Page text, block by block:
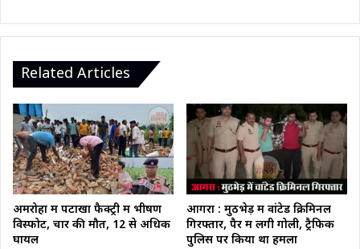
Related Articles
अमरोहा में पटाखा फैक्ट्री में भीषण
विस्फोट, चार की मौत, 12 से अधिक
घायल
आगरा : मुठभेड़ में वांटेड क्रिमिनल
गिरफ्तार, पैर में लगी गोली, ट्रैफिक
पुलिस पर किया था हमला